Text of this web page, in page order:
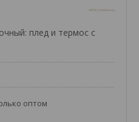
плед и термос с
оптом